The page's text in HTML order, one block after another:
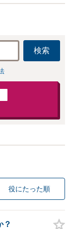
検索
役にたった順
？